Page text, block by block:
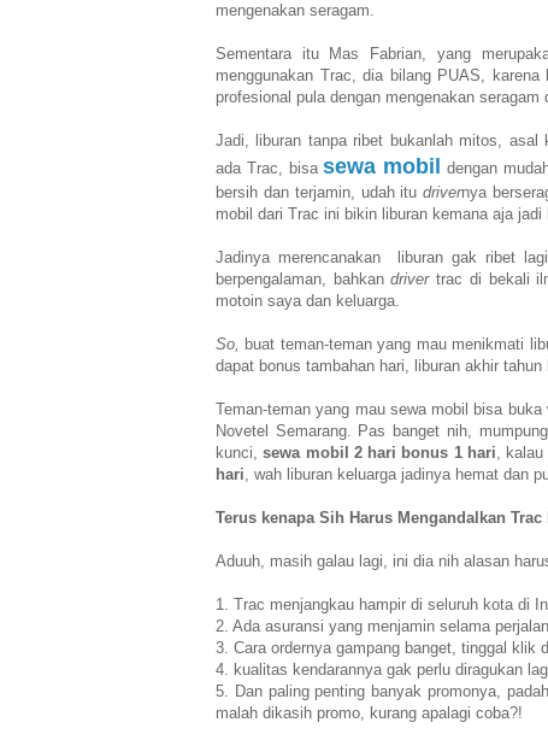
mengenakan seragam.
Sementara itu Mas Fabrian, yang
menggunakan Trac, dia bilang PUAS,
profesional pula dengan mengenakan
Jadi, liburan tanpa ribet bukanlah mitos,
ada Trac, bisasewa mobil
dengan
bersih dan terjamin, udah itudrivernya
mobil dari Trac ini bikin liburan kemana aja jadi
Jadinya merencanakan liburan gak ribet
berpengalaman, bahkandrivertrac di bekali
motoin saya dan keluarga.
So, buat teman-teman yang mau menikmati
dapat bonus tambahan hari, liburan akhir
Teman-teman yang mau sewa mobil bisa
Novetel Semarang. Pas banget nih,
kunci,sewa mobil 2 hari bonus 1 hari, kalau
hari, wah liburan keluarga jadinya hemat dan
Terus kenapa Sih Harus Mengandalkan
Aduuh, masih galau lagi, ini dia nih alasan
1. Trac menjangkau hampir di seluruh kota di
2. Ada asuransi yang menjamin selama
3. Cara ordernya gampang banget, tinggal klik
4. kualitas kendarannya gak perlu diragukan
5. Dan paling penting banyak promonya,
malah dikasih promo, kurang apalagi coba?!